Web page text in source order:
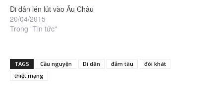
Di dân lén lút vào Âu Châu
20/04/2015
Trong "Tin tức"
TAGS Cầu nguyện Di dân đắm tàu
đói khát
thiệt mạng